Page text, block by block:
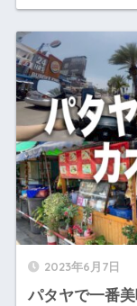
2023年6月7日
パタヤで一番